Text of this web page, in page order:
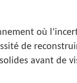
où
de
avant de